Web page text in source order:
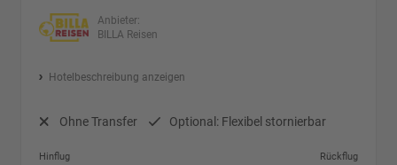
Anbieter:
BILLA Reisen
Hotelbeschreibung anzeigen
Ohne Transfer Optional: Flexibel stornierbar
Hinflug
Rückflug